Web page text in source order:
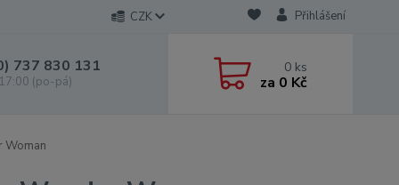
CZK Přihlášení
737 830 131
(po-pá)
0 ks
za 0 Kč
Woman